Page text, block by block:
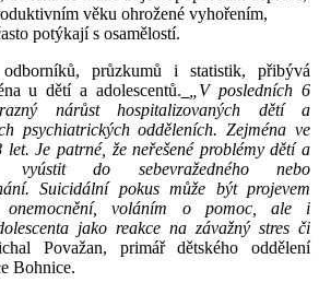
věku ohrožené vyhořením,
potýkají s osamělostí.
průzkumů i statistik, přibývá
u dětí a adolescentů.
„V posledních 6
nárůst hospitalizovaných dětí a
psychiatrických odděleních. Zejména ve
let. Je patrné, že neřešené problémy dětí a
vyústit do sebevražedného nebo
Suicidální pokus může být projevem
onemocnění, voláním o pomoc, ale i
jako reakce na závažný stres či
Považan, primář dětského oddělení
Bohnice.